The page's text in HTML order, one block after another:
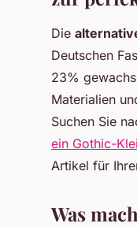
Die
Deutschen
23%
Materialien
Suchen Sie
ein Gothic-
Artikel für
Was